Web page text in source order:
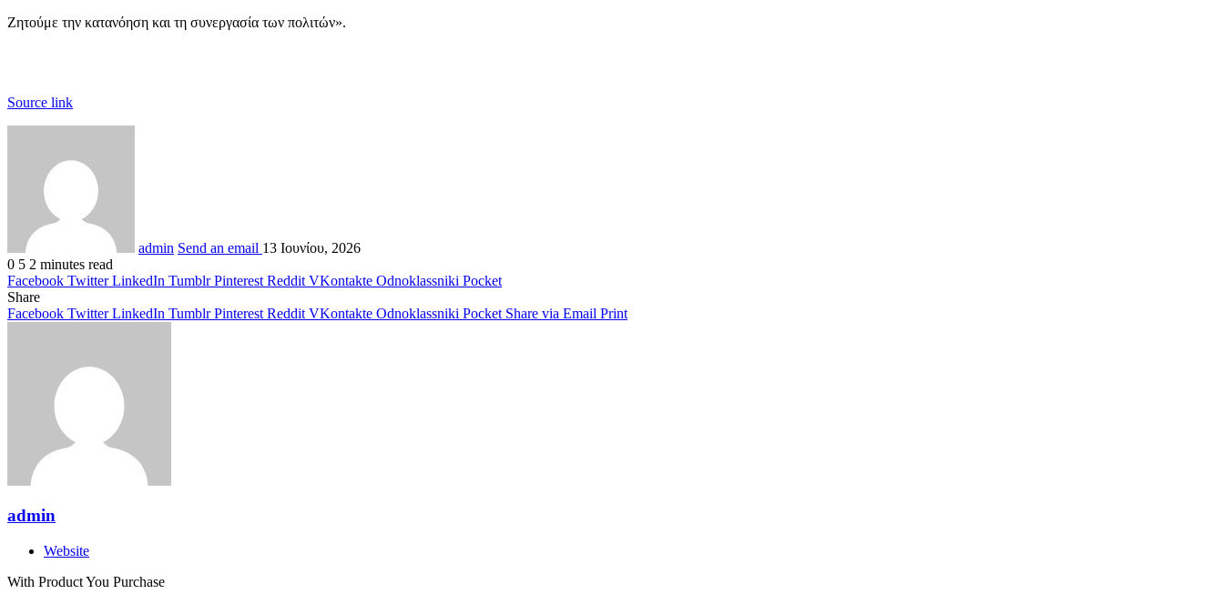
Ζητούμε την κατανόηση και τη συνεργασία των πολιτών».
Source link
admin Send an email 13 Ιουνίου, 2026
0 5 2 minutes read
Facebook Twitter LinkedIn Tumblr Pinterest Reddit VKontakte Odnoklassniki Pocket
Share
Facebook Twitter LinkedIn Tumblr Pinterest Reddit VKontakte Odnoklassniki Pocket Share via Email Print
admin
Website
With Product You Purchase